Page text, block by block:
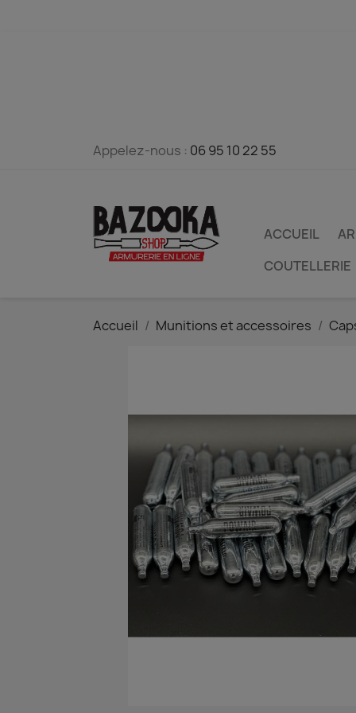
Appelez-nous : 06 95 10 22 55
ACCUEIL
COUTELLERIE
Accueil Munitions et accessoires